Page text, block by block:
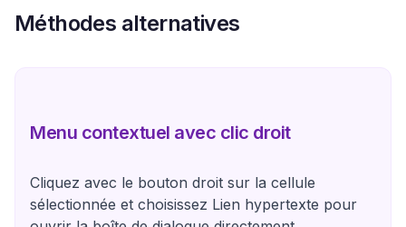
Méthodes alternatives
Menu contextuel avec clic droit
Cliquez avec le bouton droit sur la cellule
sélectionnée et choisissez Lien hypertexte pour